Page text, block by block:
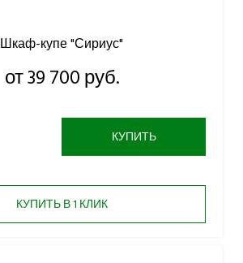
Шкаф-купе "Сириус"
от 39 700 руб.
КУПИТЬ
КУПИТЬ В 1 КЛИК